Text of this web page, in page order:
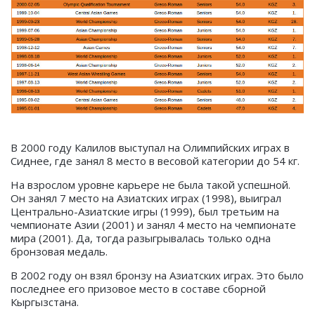
В 2000 году Калилов выступал на Олимпийских играх в
Сиднее, где занял 8 место в весовой категории до 54 кг.
На взрослом уровне карьере не была такой успешной.
Он занял 7 место на Азиатских играх (1998), выиграл
Центрально-Азиатские игры (1999), был третьим на
чемпионате Азии (2001) и занял 4 место на чемпионате
мира (2001). Да, тогда разыгрывалась только одна
бронзовая медаль.
В 2002 году он взял бронзу на Азиатских играх. Это было
последнее его призовое место в составе сборной
Кыргызстана.